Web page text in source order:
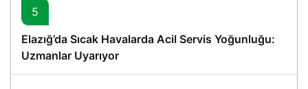
5
Elazığ’da Sıcak Havalarda Acil Servis Yoğunluğu:
Uzmanlar Uyarıyor